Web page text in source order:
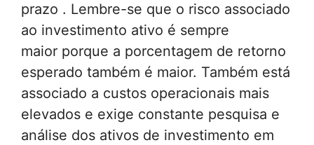
prazo . Lembre-se que o risco associado
ao investimento ativo é sempre
maior porque a porcentagem de retorno
esperado também é maior. Também está
associado a custos operacionais mais
elevados e exige constante pesquisa e
análise dos ativos de investimento em